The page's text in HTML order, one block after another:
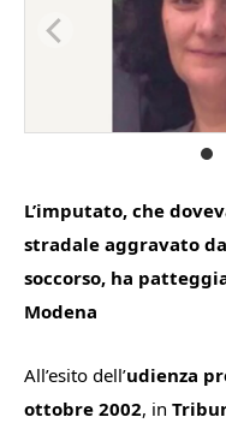
L’imputato, che
stradale aggravato
soccorso, ha
Modena
All’esito dell’udienza
ottobre 2002, in